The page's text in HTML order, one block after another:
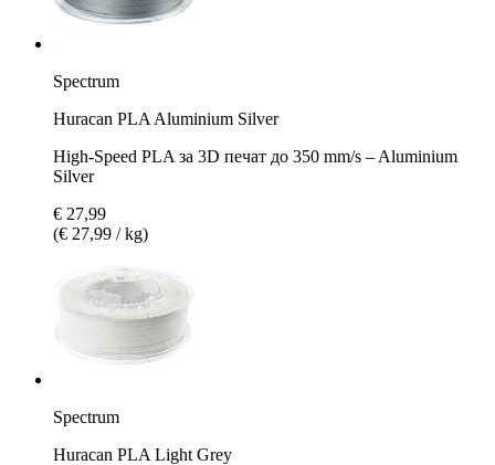
Spectrum
Huracan PLA Aluminium Silver
High-Speed PLA за 3D печат до 350 mm/s – Aluminium
Silver
€ 27,99
(€ 27,99 / kg)
Spectrum
Huracan PLA Light Grey